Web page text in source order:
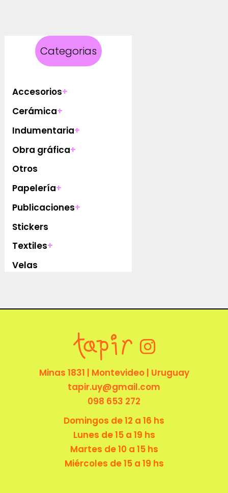
Categorias
Accesorios+
Cerámica+
Indumentaria+
Obra gráfica+
Otros
Papelería+
Publicaciones+
Stickers
Textiles+
Velas
Minas 1831 | Montevideo | Uruguay
tapir.uy@gmail.com
098 653 272
Domingos de 12 a 16 hs
Lunes de 15 a 19 hs
Martes de 10 a 15 hs
Miércoles de 15 a 19 hs